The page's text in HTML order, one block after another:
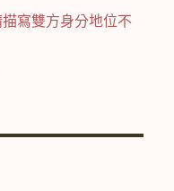
寫雙方身分地位不